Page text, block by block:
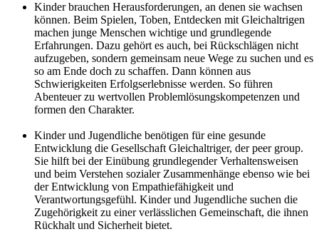
Kinder brauchen Herausforderungen, an denen sie wachsen
können. Beim Spielen, Toben, Entdecken mit Gleichaltrigen
machen junge Menschen wichtige und grundlegende
Erfahrungen. Dazu gehört es auch, bei Rückschlägen nicht
aufzugeben, sondern gemeinsam neue Wege zu suchen und es
so am Ende doch zu schaffen. Dann können aus
Schwierigkeiten Erfolgserlebnisse werden. So führen
Abenteuer zu wertvollen Problemlösungskompetenzen und
formen den Charakter.
Kinder und Jugendliche benötigen für eine gesunde
Entwicklung die Gesellschaft Gleichaltriger, der peer group.
Sie hilft bei der Einübung grundlegender Verhaltensweisen
und beim Verstehen sozialer Zusammenhänge ebenso wie bei
der Entwicklung von Empathiefähigkeit und
Verantwortungsgefühl. Kinder und Jugendliche suchen die
Zugehörigkeit zu einer verlässlichen Gemeinschaft, die ihnen
Rückhalt und Sicherheit bietet.